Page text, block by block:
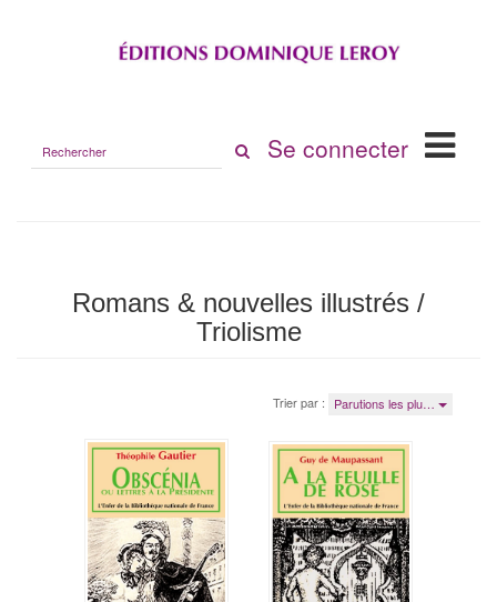
le
Se connecter
Romans & nouvelles illustrés /
Triolisme
Trier par : Parutions les plu…